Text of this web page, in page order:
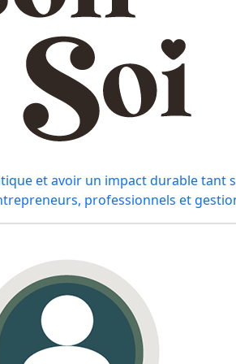
et avoir un impact durable tant
professionnels et